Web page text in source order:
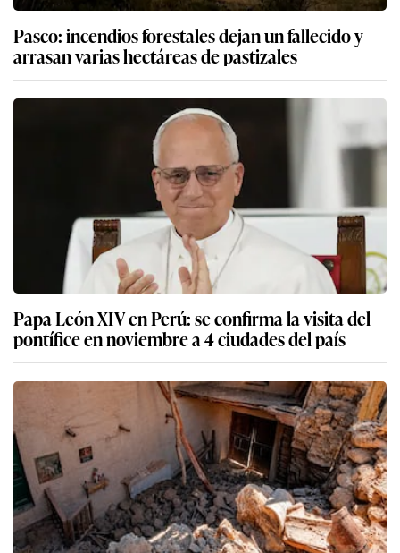
Pasco: incendios forestales dejan un fallecido y
arrasan varias hectáreas de pastizales
Papa León XIV en Perú: se confirma la visita del
pontífice en noviembre a 4 ciudades del país